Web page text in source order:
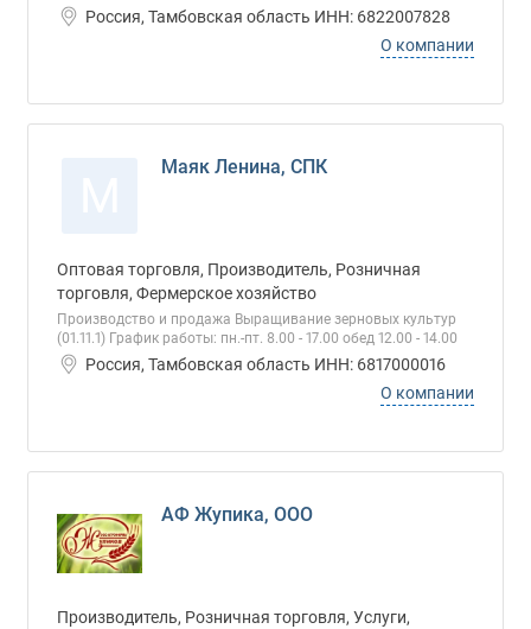
Россия, Тамбовская область ИНН: 6822007828
О компании
Маяк Ленина, СПК
Оптовая торговля, Производитель, Розничная
торговля, Фермерское хозяйство
Производство и продажа Выращивание зерновых культур
(01.11.1) График работы: пн.-пт. 8.00 - 17.00 обед 12.00 - 14.00
Россия, Тамбовская область ИНН: 6817000016
О компании
АФ Жупика, ООО
Производитель, Розничная торговля, Услуги,